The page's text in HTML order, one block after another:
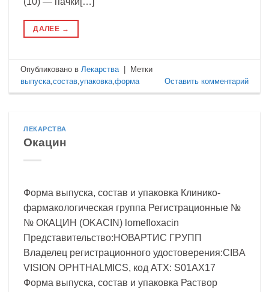
ДАЛЕЕ →
Опубликовано в Лекарства
Метки
выпуска ,состав ,упаковка ,форма Оставить комментарий
ЛЕКАРСТВА
Окацин
Форма выпуска, состав и упаковка Клинико-
фармакологическая группа Регистрационные №
№ ОКАЦИН (OKACIN) lomefloxacin
Представительство:НОВАРТИС ГРУПП
Владелец регистрационного удостоверения:CIBA
VISION OPHTHALMICS, код ATX: S01AX17
Форма выпуска, состав и упаковка Раствор